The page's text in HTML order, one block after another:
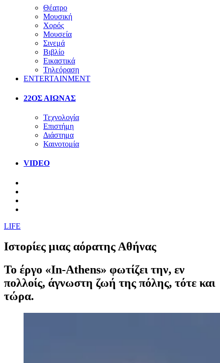
Θέατρο
Μουσική
Χορός
Μουσεία
Σινεμά
Βιβλίο
Εικαστικά
Τηλεόραση
ENTERTAINMENT
22ΟΣ ΑΙΩΝΑΣ
Τεχνολογία
Επιστήμη
Διάστημα
Καινοτομία
VIDEO
LIFE
Ιστορίες μιας αόρατης Αθήνας
Το έργο «In-Athens» φωτίζει την, εν
πολλοίς, άγνωστη ζωή της πόλης, τότε και
τώρα.